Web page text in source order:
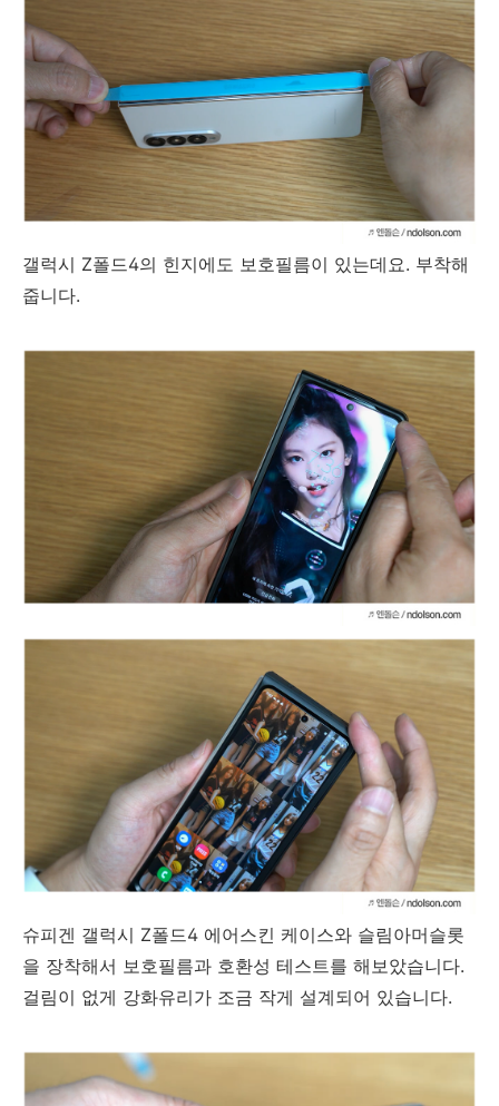
갤럭시 Z폴드4의 힌지에도 보호필름이 있는데요. 부착해
줍니다.
슈피겐 갤럭시 Z폴드4 에어스킨 케이스와 슬림아머슬롯
을 장착해서 보호필름과 호환성 테스트를 해보았습니다.
걸림이 없게 강화유리가 조금 작게 설계되어 있습니다.